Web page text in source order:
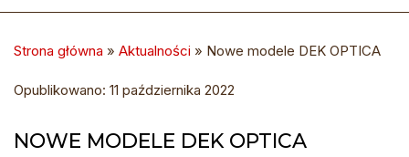
Strona główna » Aktualności » Nowe modele DEK OPTICA
Opublikowano: 11 października 2022
NOWE MODELE DEK OPTICA